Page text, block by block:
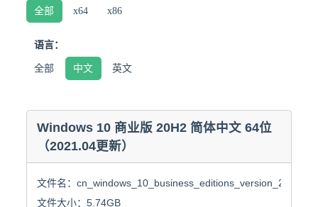
全部 x64 x86
语言：
全部 中文 英文
Windows 10 商业版 20H2 简体中文 64位
（2021.04更新）
文件名：
文件大小：5.74GB